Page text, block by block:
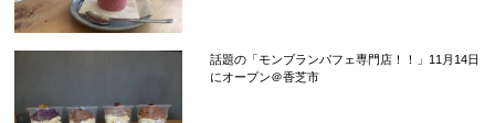
話題の「モンブランパフェ専門店！！」11月14日
にオープン＠香芝市